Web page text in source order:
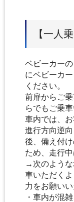
【一人
ベビーカー
にベビーカ
ください。
前扉からご
らでもご乗車
車内では、
進行方向逆
後、備え付
ため、走行
→次のような
車いただく
力をお願いい
・車内が混